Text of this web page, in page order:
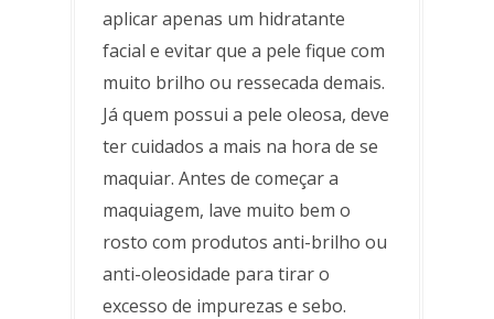
aplicar apenas um hidratante
facial e evitar que a pele fique com
muito brilho ou ressecada demais.
Já quem possui a pele oleosa, deve
ter cuidados a mais na hora de se
maquiar. Antes de começar a
maquiagem, lave muito bem o
rosto com produtos anti-brilho ou
anti-oleosidade para tirar o
excesso de impurezas e sebo.